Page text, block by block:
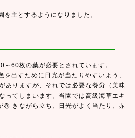
主とするようになりました。
60枚の葉が必要とされています。
を出すために日光が当たりやすいよう、
ありますが、それでは必要な養分（美味
ってしまいます。当園では高級海草エキ
巻 きながら立ち、日光がよく当たり、赤